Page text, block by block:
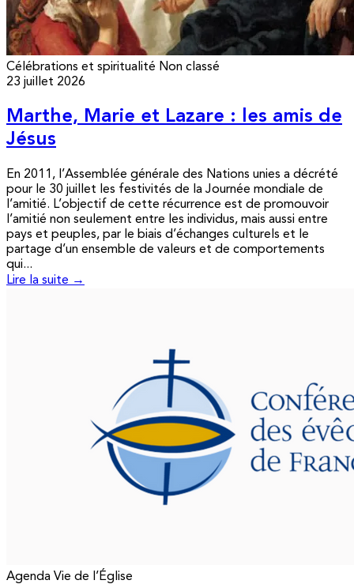
Célébrations et spiritualité Non classé
23 juillet 2026
Marthe, Marie et Lazare : les amis de
Jésus
En 2011, l’Assemblée générale des Nations unies a décrété
pour le 30 juillet les festivités de la Journée mondiale de
l’amitié. L’objectif de cette récurrence est de promouvoir
l’amitié non seulement entre les individus, mais aussi entre
pays et peuples, par le biais d’échanges culturels et le
partage d’un ensemble de valeurs et de comportements
qui...
Lire la suite →
Agenda Vie de l’Église